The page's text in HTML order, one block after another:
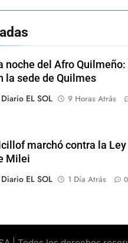
noche del Afro
la sede de Quilmes
Diario EL SOL
9 Horas Atrás
marchó contra la
Milei
Diario EL SOL
1 Día Atrás 0